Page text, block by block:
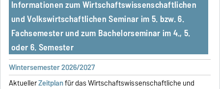
Informationen zum Wirtschaftswissenschaftlichen
und Volkswirtschaftlichen Seminar im 5. bzw. 6.
Fachsemester und zum Bachelorseminar im 4., 5.
oder 6. Semester
Wintersemester 2026/2027
AktuellerZeitplanfür das Wirtschaftswissenschaftliche und